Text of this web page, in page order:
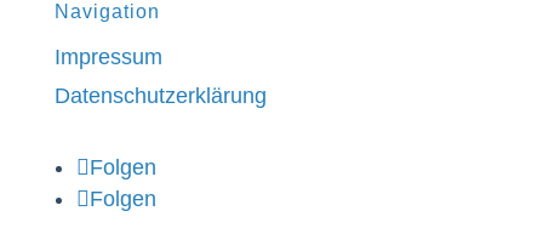
Navigation
Impressum
Datenschutzerklärung
Folgen
Folgen